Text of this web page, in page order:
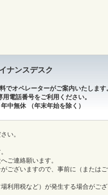
ナンスデスク
でオペレーターがご案内いたします
電話番号をご利用ください。
中無休
（年末年始を除く）
い。
ご連絡願います。
ございますので、事前に（または
利用税など）が発生する場合がご